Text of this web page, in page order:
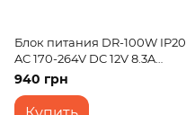
Блок питания DR-100W IP20
AC 170-264V DC 12V 8.3A
Output led
940 грн